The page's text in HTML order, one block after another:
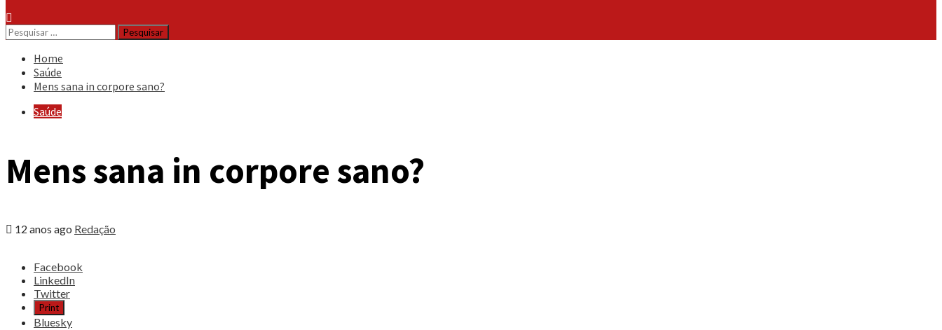
Pesquisar
por:
Home
Saúde
Mens sana in corpore sano?
Saúde
Mens sana in corpore sano?
12 anos ago Redação
Share
post
"Mens
sana
Facebook
LinkedIn
Twitter
Print
Bluesky